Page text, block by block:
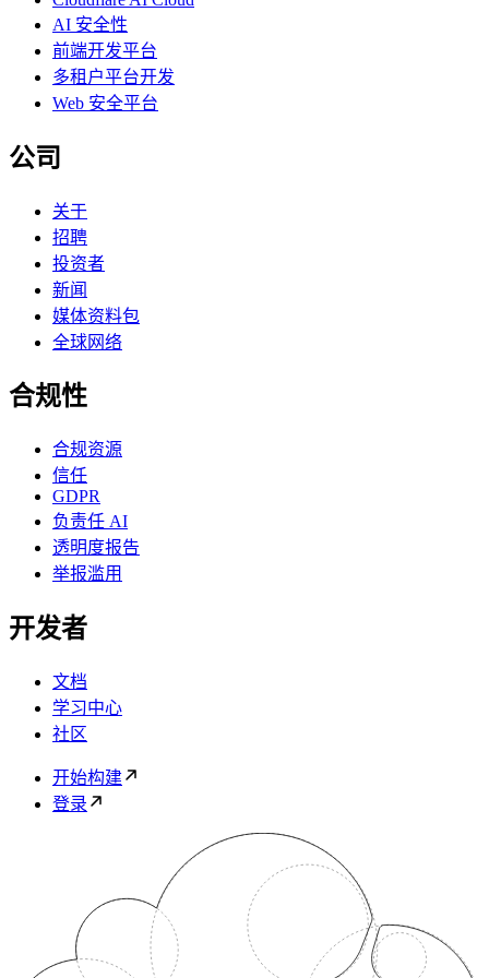
AI 安全性
前端开发平台
多租户平台开发
Web 安全平台
公司
关于
招聘
投资者
新闻
媒体资料包
全球网络
合规性
合规资源
信任
GDPR
负责任 AI
透明度报告
举报滥用
开发者
文档
学习中心
社区
开始构建
登录